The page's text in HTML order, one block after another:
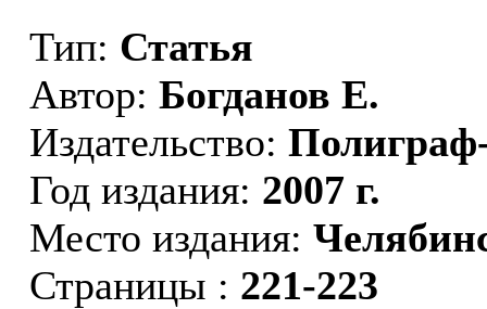
Тип: Статья
Автор: Богданов Е.
Издательство:
Год издания: 2007 г.
Место издания:
Страницы : 221-223